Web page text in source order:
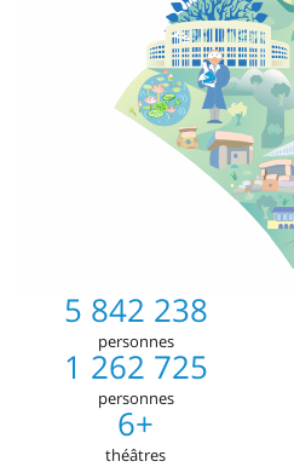
5 842 238
personnes
1 262 725
personnes
6+
théâtres